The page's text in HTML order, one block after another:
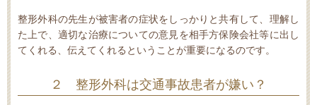
整形外科の先生が被害者の症状をしっかりと共有して、理解し
た上で、適切な治療についての意見を相手方保険会社等に出し
てくれる、伝えてくれるということが重要になるのです。
２ 整形外科は交通事故患者が嫌い？